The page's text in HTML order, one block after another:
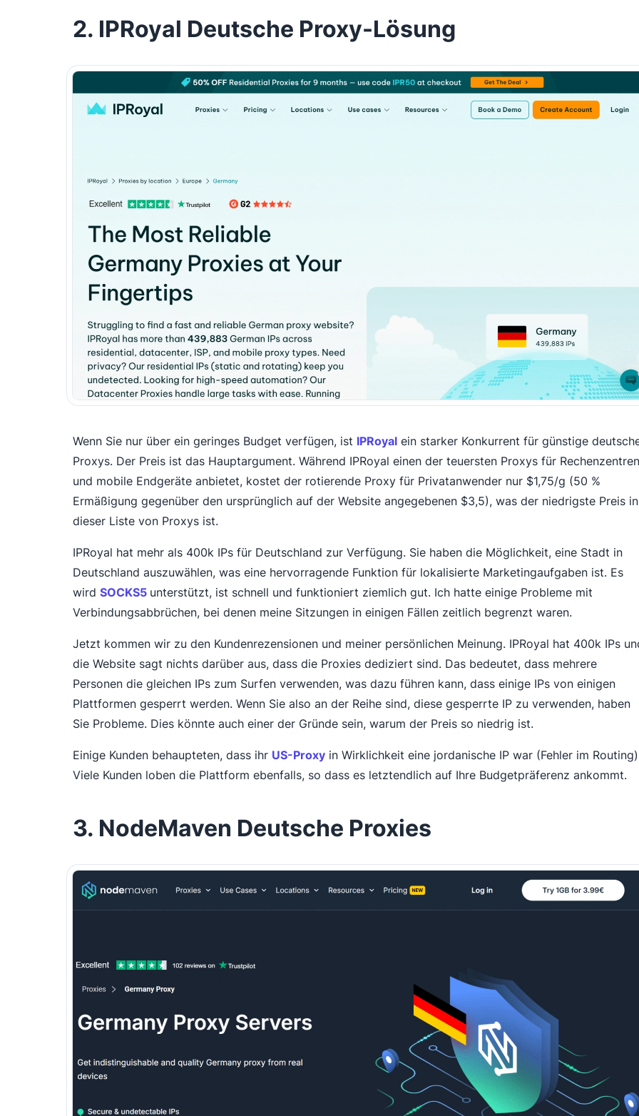
2. IPRoyal Deutsche Proxy-Lösung
Wenn Sie nur über ein geringes Budget verfügen, ist IPRoyal ein starker Konkurrent für günstige
Proxys. Der Preis ist das Hauptargument. Während IPRoyal einen der teuersten Proxys für Rechenzentren
und mobile Endgeräte anbietet, kostet der rotierende Proxy für Privatanwender nur $1,75/g (50 %
Ermäßigung gegenüber den ursprünglich auf der Website angegebenen $3,5), was der niedrigste Preis in
dieser Liste von Proxys ist.
IPRoyal hat mehr als 400k IPs für Deutschland zur Verfügung. Sie haben die Möglichkeit, eine Stadt in
Deutschland auszuwählen, was eine hervorragende Funktion für lokalisierte Marketingaufgaben ist. Es
wird SOCKS5 unterstützt, ist schnell und funktioniert ziemlich gut. Ich hatte einige Probleme mit
Verbindungsabbrüchen, bei denen meine Sitzungen in einigen Fällen zeitlich begrenzt waren.
Jetzt kommen wir zu den Kundenrezensionen und meiner persönlichen Meinung. IPRoyal hat 400k IPs
die Website sagt nichts darüber aus, dass die Proxies dediziert sind. Das bedeutet, dass mehrere
Personen die gleichen IPs zum Surfen verwenden, was dazu führen kann, dass einige IPs von einigen
Plattformen gesperrt werden. Wenn Sie also an der Reihe sind, diese gesperrte IP zu verwenden, haben
Sie Probleme. Dies könnte auch einer der Gründe sein, warum der Preis so niedrig ist.
Einige Kunden behaupteten, dass ihr US-Proxy in Wirklichkeit eine jordanische IP war (Fehler im
Viele Kunden loben die Plattform ebenfalls, so dass es letztendlich auf Ihre Budgetpräferenz ankommt.
3. NodeMaven Deutsche Proxies